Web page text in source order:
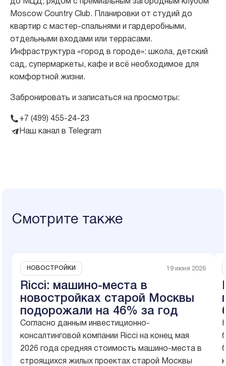
до МЦД, рядом с премиальным загородным клубом
Moscow Country Club. Планировки от студий до
квартир с мастер-спальнями и гардеробными,
отдельными входами или террасами.
Инфраструктура «город в городе»: школа, детский
сад, супермаркеты, кафе и всё необходимое для
комфортной жизни.
Забронировать и записаться на просмотры:
+7 (499) 455-24-23
Наш канал в Telegram
Смотрите также
НОВОСТРОЙКИ 19 июня 2026
Ricci: машино-места в
новостройках старой Москвы
подорожали на 46% за год
Согласно данным инвестиционно-
консалтинговой компании Ricci на конец мая
2026 года средняя стоимость машино-места в
строящихся жилых проектах старой Москвы